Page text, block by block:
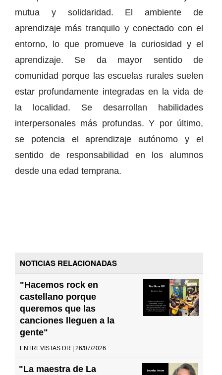
mutua y solidaridad. El ambiente de
aprendizaje más tranquilo y conectado con el
entorno, lo que promueve la curiosidad y el
aprendizaje. Se da mayor sentido de
comunidad porque las escuelas rurales suelen
estar profundamente integradas en la vida de
la localidad. Se desarrollan habilidades
interpersonales más profundas. Y por último,
se potencia el aprendizaje autónomo y el
sentido de responsabilidad en los alumnos
desde una edad temprana.
NOTICIAS RELACIONADAS
"Hacemos rock en
castellano porque
queremos que las
canciones lleguen a la
gente"
ENTREVISTAS DR | 26/07/2026
"La maestra de La